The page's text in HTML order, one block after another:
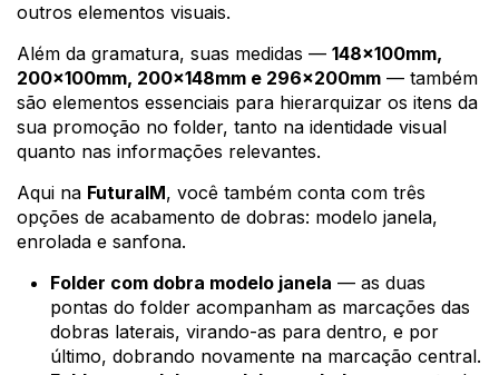
outros elementos visuais.
Além da gramatura, suas medidas — 148x100mm,
200x100mm, 200x148mm e 296x200mm — também
são elementos essenciais para hierarquizar os itens da
sua promoção no folder, tanto na identidade visual
quanto nas informações relevantes.
Aqui na FuturaIM, você também conta com três
opções de acabamento de dobras: modelo janela,
enrolada e sanfona.
Folder com dobra modelo janela — as duas
pontas do folder acompanham as marcações das
dobras laterais, virando-as para dentro, e por
último, dobrando novamente na marcação central.